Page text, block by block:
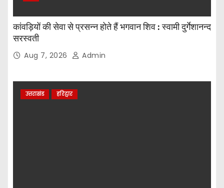
कांवड़ियों की सेवा से प्रसन्न होते हैं भगवान शिव : स्वामी दुर्गेशानन्द
सरस्वती
Aug 7, 2026 Admin
उत्तराखंड हरिद्वार